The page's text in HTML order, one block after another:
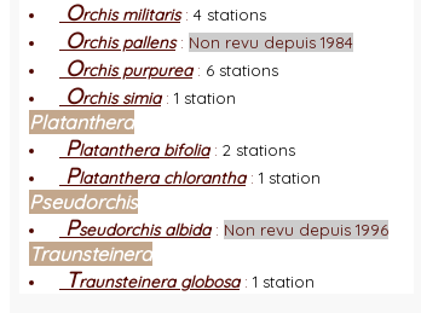
Orchis militaris: 4 stations
Orchis pallens: Non revu depuis 1984
Orchis purpurea: 6 stations
Orchis simia: 1 station
Platanthera
Platanthera bifolia: 2 stations
Platanthera chlorantha: 1 station
Pseudorchis
Pseudorchis albida: Non revu depuis 1996
Traunsteinera
Traunsteinera globosa: 1 station